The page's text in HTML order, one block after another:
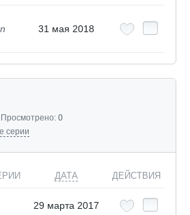
31 мая 2018
Просмотрено: 0
серии
ДАТА ДЕЙСТВИЯ
29 марта 2017